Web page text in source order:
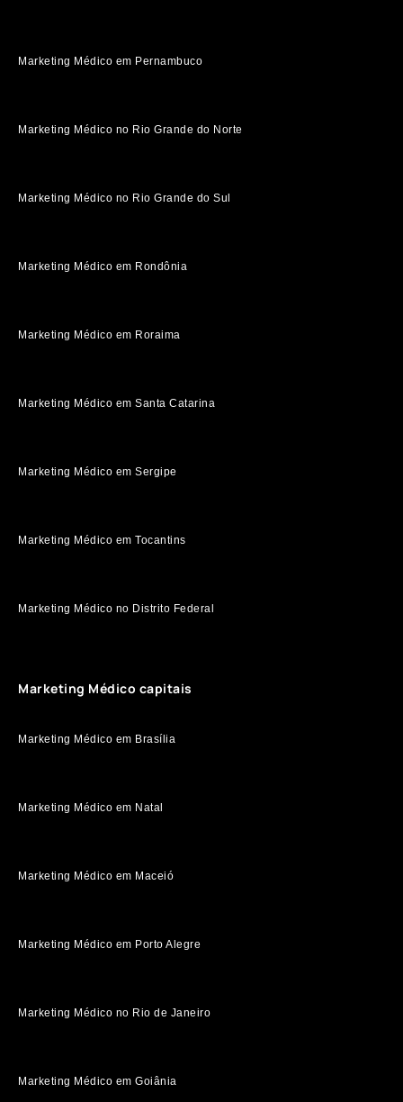
Marketing Médico em Pernambuco
Marketing Médico no Rio Grande do Norte
Marketing Médico no Rio Grande do Sul
Marketing Médico em Rondônia
Marketing Médico em Roraima
Marketing Médico em Santa Catarina
Marketing Médico em Sergipe
Marketing Médico em Tocantins
Marketing Médico no Distrito Federal
Marketing Médico capitais
Marketing Médico em Brasília
Marketing Médico em Natal
Marketing Médico em Maceió
Marketing Médico em Porto Alegre
Marketing Médico no Rio de Janeiro
Marketing Médico em Goiânia